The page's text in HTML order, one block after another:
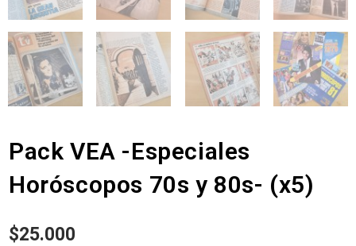
Pack VEA -Especiales
Horóscopos 70s y 80s- (x5)
$25.000